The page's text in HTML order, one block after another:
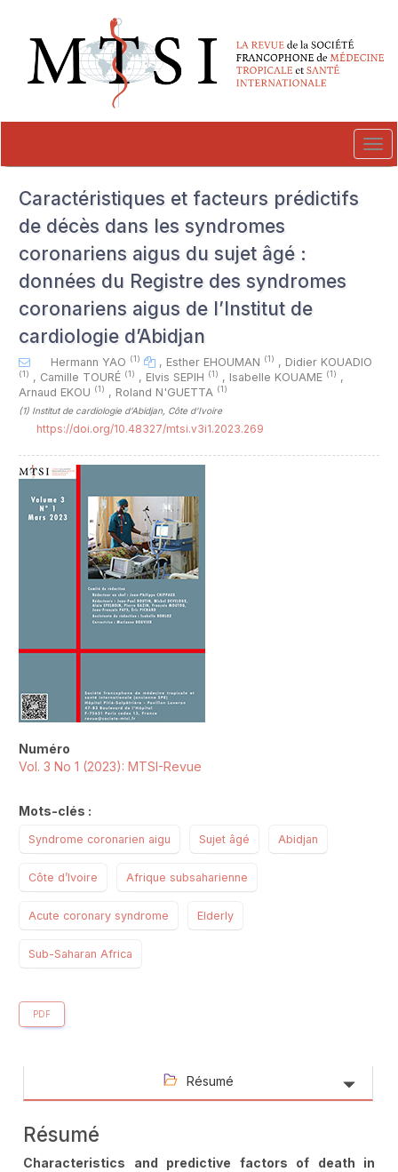
##plugins.themes.novelty.accessible_menu.main_navigation##
##plugins.themes.novelty.accessible_menu.main_content##
##plugins.themes.novelty.accessible_menu.sidebar##
Caractéristiques et facteurs prédictifs
de décès dans les syndromes
coronariens aigus du sujet âgé :
données du Registre des syndromes
coronariens aigus de l’Institut de
cardiologie d’Abidjan
Hermann YAO (1) , Esther EHOUMAN (1) , Didier KOUADIO
(1) , Camille TOURÉ (1) , Elvis SEPIH (1) , Isabelle KOUAME (1) ,
Arnaud EKOU (1) , Roland N'GUETTA (1)
(1) Institut de cardiologie d'Abidjan, Côte d'Ivoire
https://doi.org/10.48327/mtsi.v3i1.2023.269
Numéro
Vol. 3 No 1 (2023): MTSI-Revue
Mots-clés :
Syndrome coronarien aigu Sujet âgé Abidjan
Côte d’Ivoire Afrique subsaharienne
Acute coronary syndrome Elderly
Sub-Saharan Africa
PDF
Résumé
Résumé
Characteristics and predictive factors of death in